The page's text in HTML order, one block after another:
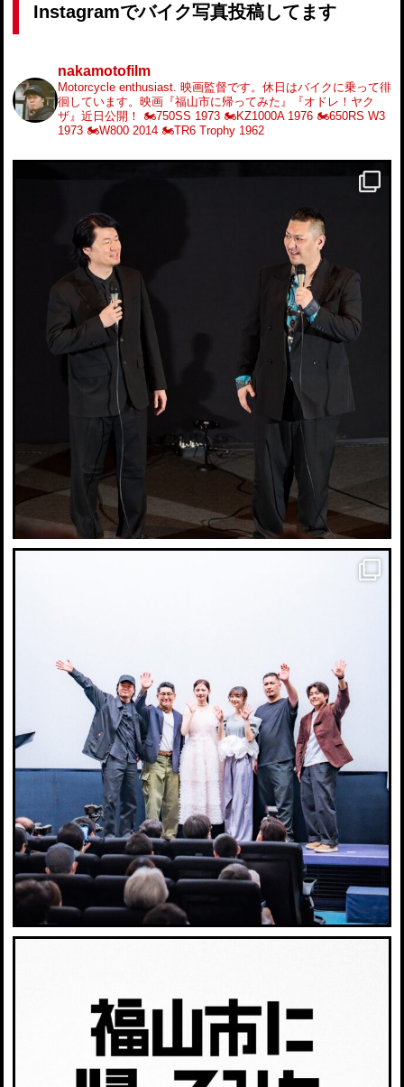
Instagramでバイク写真投稿してます
nakamotofilm
Motorcycle enthusiast. 映画監督です。休日はバイクに乗って徘
徊しています。映画『福山市に帰ってみた』『オドレ！ヤク
ザ』近日公開！
🏍️750SS 1973 🏍️KZ1000A 1976 🏍️650RS W3
1973 🏍️W800 2014 🏍️TR6 Trophy 1962